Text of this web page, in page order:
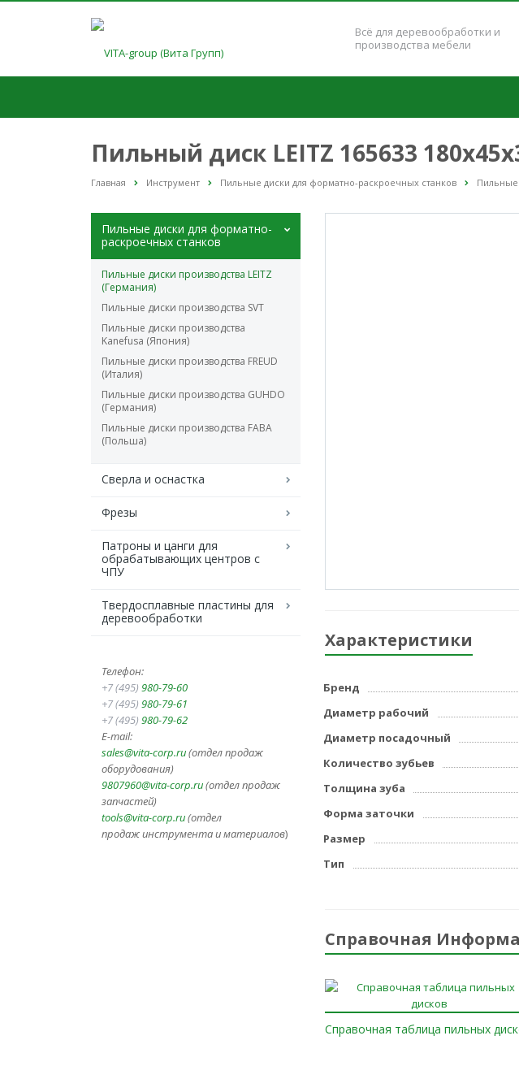
Всё для деревообработки и
производства мебели
Пильный диск LEITZ 165633
Главная Инструмент Пильные диски для форматно-раскроечных станков Пильные
Пильные диски для форматно-
раскроечных станков
Пильные диски производства LEITZ
(Германия)
Пильные диски производства SVT
Пильные диски производства
Kanefusa (Япония)
Пильные диски производства FREUD
(Италия)
Пильные диски производства GUHDO
(Германия)
Пильные диски производства FABA
(Польша)
Сверла и оснастка
Фрезы
Патроны и цанги для
обрабатывающих центров с
ЧПУ
Твердосплавные пластины для
деревообработки
Телефон:
+7 (495) 980-79-60
+7 (495) 980-79-61
+7 (495) 980-79-62
E-mail:
sales@vita-corp.ru(отдел продаж
оборудования)
9807960@vita-corp.ru(отдел продаж
запчастей)
tools@vita-corp.ru(отдел
продаж инструмента иматериалов)
Характеристики
Бренд
Диаметр рабочий
Диаметр посадочный
Количество зубьев
Толщина зуба
Форма заточки
Размер
Тип
Справочная
Справочная таблица пильных